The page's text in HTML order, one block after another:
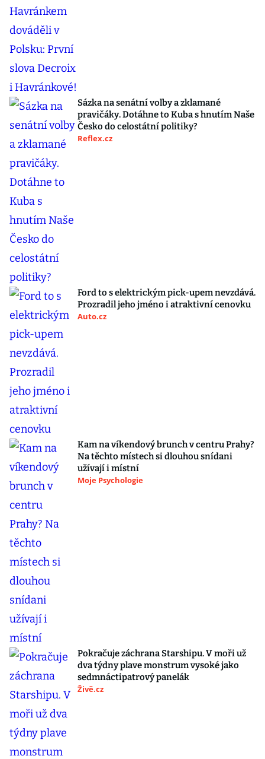
Sázka na senátní volby a zklamané
pravičáky. Dotáhne to Kuba s hnutím Naše
Česko do celostátní politiky?
Reflex.cz
Ford to s elektrickým pick-upem nevzdává.
Prozradil jeho jméno i atraktivní cenovku
Auto.cz
Kam na víkendový brunch v centru Prahy?
Na těchto místech si dlouhou snídani
užívají i místní
Moje Psychologie
Pokračuje záchrana Starshipu. V moři už
dva týdny plave monstrum vysoké jako
sedmnáctipatrový panelák
Živě.cz